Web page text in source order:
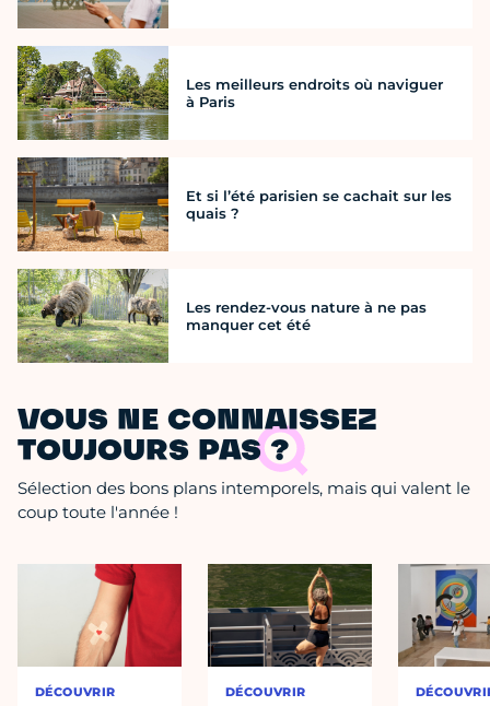
Les meilleurs endroits où naviguer
à Paris
Et si l’été parisien se cachait sur les
quais ?
Les rendez-vous nature à ne pas
manquer cet été
VOUS NE CONNAISSEZ
TOUJOURS PAS ?
Sélection des bons plans intemporels, mais qui valent le
coup toute l'année !
DÉCOUVRIR DÉCOUVRIR